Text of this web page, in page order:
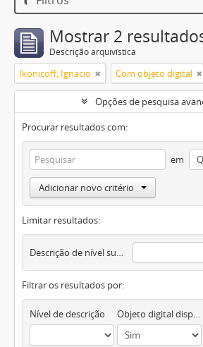
Mostrar 2
Descrição arquivística
Ikonicoff, Ignacio Com objeto digital
Opções de pesquisa
Procurar resultados com:
em
Adicionar novo critério
Limitar resultados:
Descrição de nível superior
Filtrar os resultados por:
Nível de descrição Objeto digital disponível